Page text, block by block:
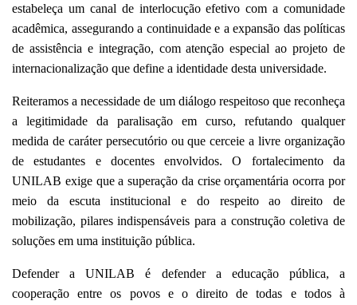
estabeleça um canal de interlocução efetivo com a comunidade
acadêmica, assegurando a continuidade e a expansão das políticas
de assistência e integração, com atenção especial ao projeto de
internacionalização que define a identidade desta universidade.
Reiteramos a necessidade de um diálogo respeitoso que reconheça
a legitimidade da paralisação em curso, refutando qualquer
medida de caráter persecutório ou que cerceie a livre organização
de estudantes e docentes envolvidos. O fortalecimento da
UNILAB exige que a superação da crise orçamentária ocorra por
meio da escuta institucional e do respeito ao direito de
mobilização, pilares indispensáveis para a construção coletiva de
soluções em uma instituição pública.
Defender a UNILAB é defender a educação pública, a
cooperação entre os povos e o direito de todas e todos à